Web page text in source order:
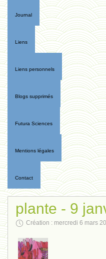
Journal
Liens
Liens personnels
Blogs supprimés
Futura Sciences
Mentions légales
Contact
plante - 9
Création : mercredi 6 mars